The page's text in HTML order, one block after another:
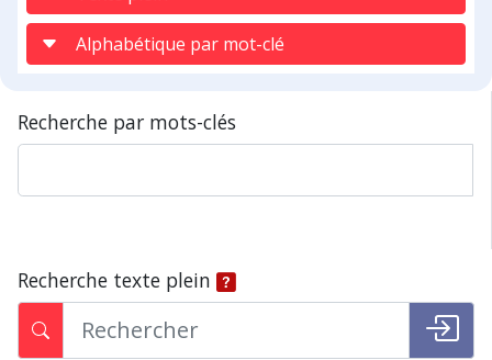
Alphabétique par mot-clé
Recherche par mots-clés
Recherche texte plein